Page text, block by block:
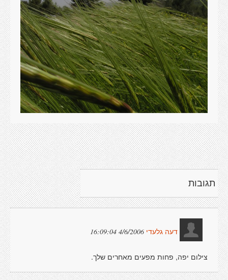
תגובות
דעה גלעדי 4/6/2006 16:09:04
צילום יפה, פחות מפעים מאחרים שלך.